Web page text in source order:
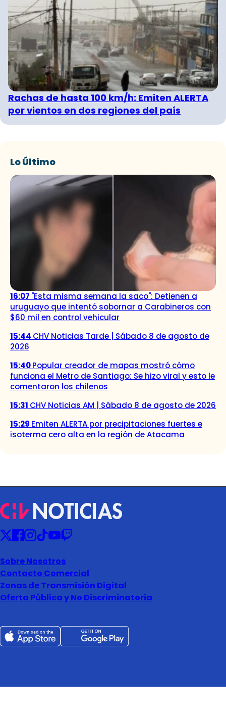
Rachas de hasta 100 km/h: Emiten ALERTA
por vientos en dos regiones del país
Lo Último
16:07 "Esta misma semana la saco": Detienen a
uruguayo que intentó sobornar a Carabineros con
$60 mil en control vehicular
15:44 CHV Noticias Tarde | Sábado 8 de agosto de
2026
15:40Popular creador de mapas mostró cómo
funciona el Metro de Santiago: Se hizo viral y esto le
comentaron los chilenos
15:31 CHV Noticias AM | Sábado 8 de agosto de 2026
15:29 Emiten ALERTA por precipitaciones fuertes e
isoterma cero alta en la región de Atacama
Sobre Nosotros
Contacto Comercial
Zonas de Transmisión Digital
Oferta Pública y No Discriminatoria